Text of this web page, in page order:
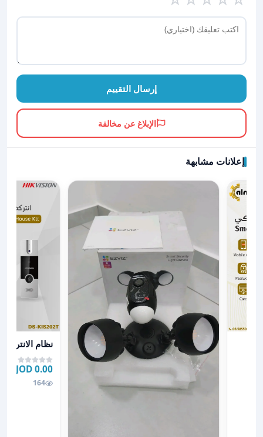
إرسال التقييم
الإبلاغ عن مخالفة
إعلانات مشابهة
عرض تفاصيل
نظام الانتركم
0.00 JOD
164